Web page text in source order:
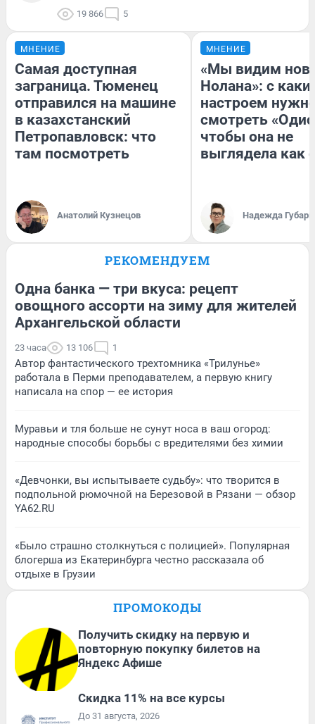
19 866 5
МНЕНИЕ
Самая доступная
заграница. Тюменец
отправился на машине
в казахстанский
Петропавловск: что
там посмотреть
Анатолий Кузнецов
МНЕНИЕ
«Мы видим
Нолана»: с
настроем
смотреть
чтобы она не
выглядела как
Надежда Губарь
РЕКОМЕНДУЕМ
Одна банка — три вкуса: рецепт
овощного ассорти на зиму для жителей
Архангельской области
23 часа 13 106 1
Автор фантастического трехтомника «Трилунье»
работала в Перми преподавателем, а первую книгу
написала на спор — ее история
Муравьи и тля больше не сунут носа в ваш огород:
народные способы борьбы с вредителями без химии
«Девчонки, вы испытываете судьбу»: что творится в
подпольной рюмочной на Березовой в Рязани — обзор
YA62.RU
«Было страшно столкнуться с полицией». Популярная
блогерша из Екатеринбурга честно рассказала об
отдыхе в Грузии
ПРОМОКОДЫ
Получить скидку на первую и
повторную покупку билетов на
Яндекс Афише
Скидка 11% на все курсы
До 31 августа, 2026